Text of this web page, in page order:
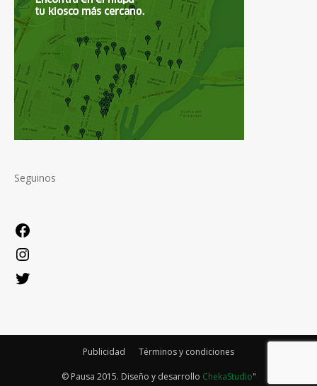
Seguinos
Publicidad Términos y condiciones
© Pausa 2015. Diseño y desarrollo ChekaStudio"